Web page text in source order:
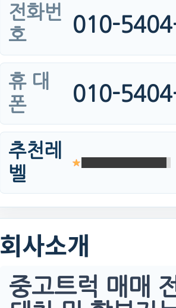
전화번
호
010-
휴 대
폰
010-
추천레
벨
회사소개
중고트럭 매매